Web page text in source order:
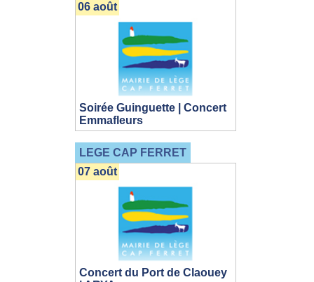
Soirée Guinguette | Concert
Emmafleurs
06 août
LEGE CAP FERRET
Concert du Port de Claouey
07 août